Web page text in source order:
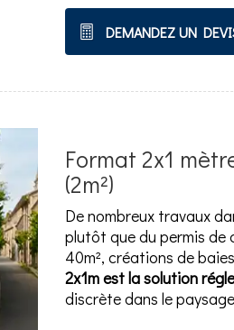
DEMANDEZ UN
Format 2x1
(2m²)
De nombreux travaux
plutôt que du permis de
40m², créations de
2x1m est la solution
discrète dans le